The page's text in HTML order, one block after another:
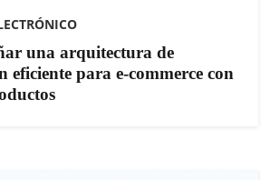
una arquitectura de
eficiente para e-commerce con